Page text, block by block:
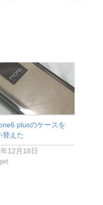
plusのケースを
替えた
12月18日